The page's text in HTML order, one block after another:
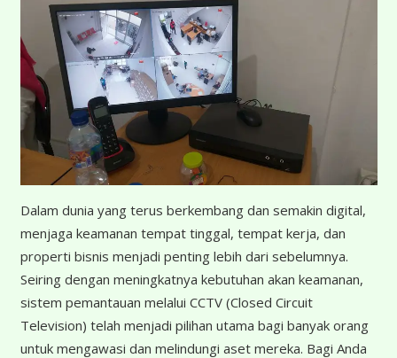
Dalam dunia yang terus berkembang dan semakin digital,
menjaga keamanan tempat tinggal, tempat kerja, dan
properti bisnis menjadi penting lebih dari sebelumnya.
Seiring dengan meningkatnya kebutuhan akan keamanan,
sistem pemantauan melalui CCTV (Closed Circuit
Television) telah menjadi pilihan utama bagi banyak orang
untuk mengawasi dan melindungi aset mereka. Bagi Anda